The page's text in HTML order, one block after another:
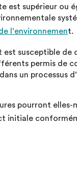
est supérieur ou
l’environnement.
susceptible de
permis de
un processus
pourront elles-
initiale